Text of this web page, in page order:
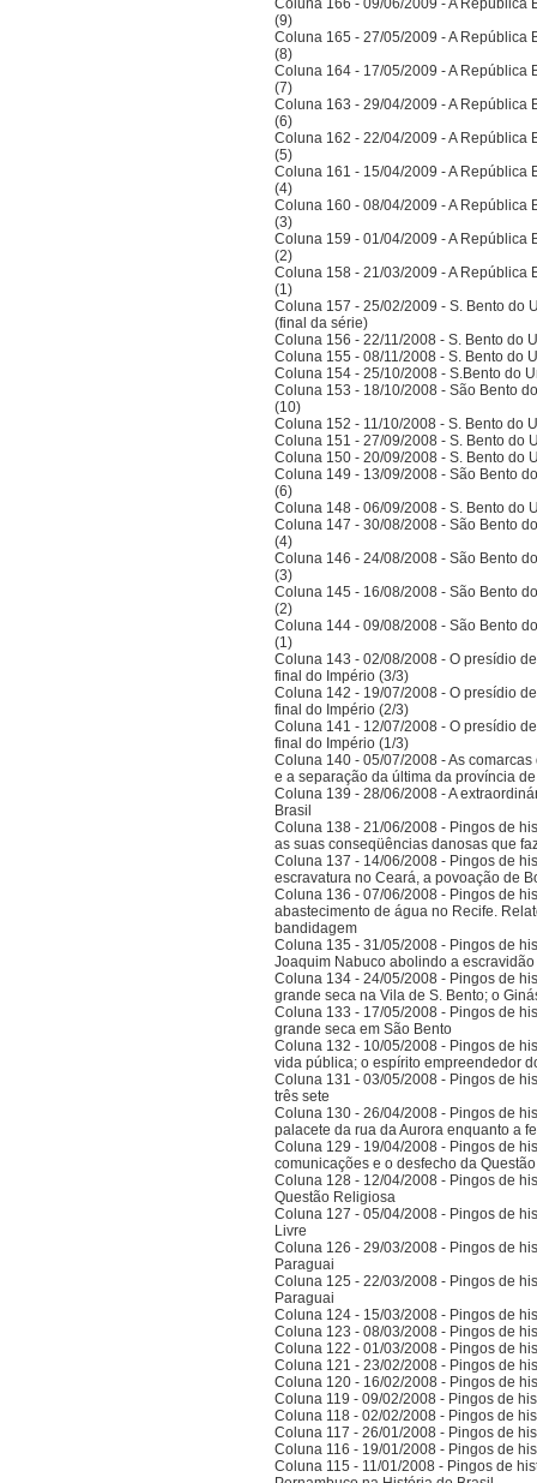
Coluna 166 - 09/06/2009 - A República
(9)
Coluna 165 - 27/05/2009 - A República
(8)
Coluna 164 - 17/05/2009 - A República
(7)
Coluna 163 - 29/04/2009 - A República
(6)
Coluna 162 - 22/04/2009 - A República
(5)
Coluna 161 - 15/04/2009 - A República
(4)
Coluna 160 - 08/04/2009 - A República
(3)
Coluna 159 - 01/04/2009 - A República
(2)
Coluna 158 - 21/03/2009 - A República
(1)
Coluna 157 - 25/02/2009 - S. Bento do
(final da série)
Coluna 156 - 22/11/2008 - S. Bento do
Coluna 155 - 08/11/2008 - S. Bento do
Coluna 154 - 25/10/2008 - S.Bento do
Coluna 153 - 18/10/2008 - São Bento
(10)
Coluna 152 - 11/10/2008 - S. Bento do
Coluna 151 - 27/09/2008 - S. Bento do
Coluna 150 - 20/09/2008 - S. Bento do
Coluna 149 - 13/09/2008 - São Bento
(6)
Coluna 148 - 06/09/2008 - S. Bento do
Coluna 147 - 30/08/2008 - São Bento
(4)
Coluna 146 - 24/08/2008 - São Bento
(3)
Coluna 145 - 16/08/2008 - São Bento
(2)
Coluna 144 - 09/08/2008 - São Bento
(1)
Coluna 143 - 02/08/2008 - O presídio
final do Império (3/3)
Coluna 142 - 19/07/2008 - O presídio
final do Império (2/3)
Coluna 141 - 12/07/2008 - O presídio
final do Império (1/3)
Coluna 140 - 05/07/2008 - As
e a separação da última da província
Coluna 139 - 28/06/2008 - A
Brasil
Coluna 138 - 21/06/2008 - Pingos de
as suas conseqüências danosas que
Coluna 137 - 14/06/2008 - Pingos de
escravatura no Ceará, a povoação de
Coluna 136 - 07/06/2008 - Pingos de
abastecimento de água no Recife.
bandidagem
Coluna 135 - 31/05/2008 - Pingos de
Joaquim Nabuco abolindo a
Coluna 134 - 24/05/2008 - Pingos de
grande seca na Vila de S. Bento; o
Coluna 133 - 17/05/2008 - Pingos de
grande seca em São Bento
Coluna 132 - 10/05/2008 - Pingos de
vida pública; o espírito empreendedor
Coluna 131 - 03/05/2008 - Pingos de
três sete
Coluna 130 - 26/04/2008 - Pingos de
palacete da rua da Aurora enquanto a
Coluna 129 - 19/04/2008 - Pingos de
comunicações e o desfecho da
Coluna 128 - 12/04/2008 - Pingos de
Questão Religiosa
Coluna 127 - 05/04/2008 - Pingos de
Livre
Coluna 126 - 29/03/2008 - Pingos de
Paraguai
Coluna 125 - 22/03/2008 - Pingos de
Paraguai
Coluna 124 - 15/03/2008 - Pingos de
Coluna 123 - 08/03/2008 - Pingos de
Coluna 122 - 01/03/2008 - Pingos de
Coluna 121 - 23/02/2008 - Pingos de
Coluna 120 - 16/02/2008 - Pingos de
Coluna 119 - 09/02/2008 - Pingos de
Coluna 118 - 02/02/2008 - Pingos de
Coluna 117 - 26/01/2008 - Pingos de
Coluna 116 - 19/01/2008 - Pingos de
Coluna 115 - 11/01/2008 - Pingos de